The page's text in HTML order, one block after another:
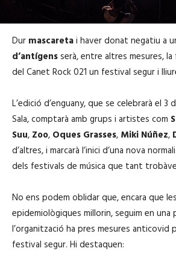
Dur mascaretai haver donat negatiu a
d’antígensserà, entre altres mesures,
del Canet Rock 021 un festival segur i
L’edició d’enguany, que se celebrarà el 3
Sala, comptarà amb grups i artistes com
Suu, Zoo, Oques Grasses, Miki Núñez,
d’altres, i marcarà l’inici d’una nova
dels festivals de música que tant
No ens podem oblidar que, encara que
epidemiològiques millorin, seguim en
l’organització ha pres mesures anticovid
festival segur. Hi destaquen: